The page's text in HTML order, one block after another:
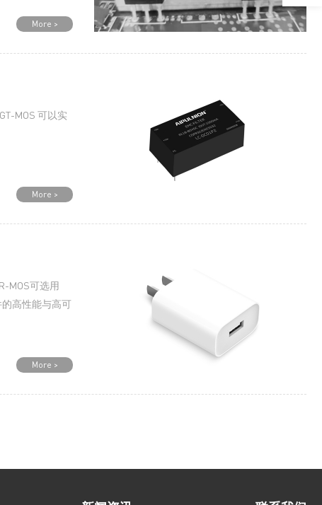
More >
MOS 可以实
More >
MOS可选用
的高性能与高可
More >